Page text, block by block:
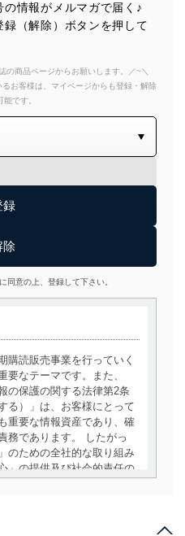
情報がメルマガで届く♪
（解除）ボタンを押して
商品ページからお願いします。／~＼
お客様は、マイページからも登録・解除
です。
同意の上、登録して下さい。
購読販売事業を行っていく
要なテーマです。また、
の保護の関する法律第2条
る）」は、お客様にとって
重要な情報資産であり、確
務であります。 したがっ
のための全社的な取り組み
」の提供及び社会的責任の